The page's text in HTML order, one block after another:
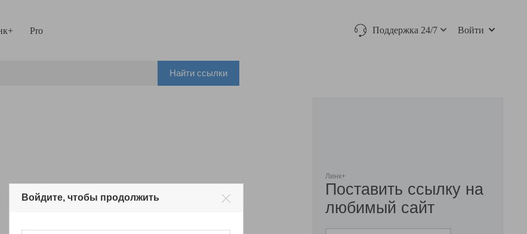
Pro Поддержка 24/7 Войти
Найти ссылки
Линк+
Поставить ссылку на
любимый сайт
Войдите, чтобы продолжить